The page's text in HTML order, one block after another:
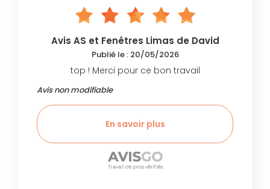
Avis AS et Fenêtres Limas de David
Publié le : 20/05/2026
top ! Merci pour ce bon travail
Avis non modifiable
En savoir plus